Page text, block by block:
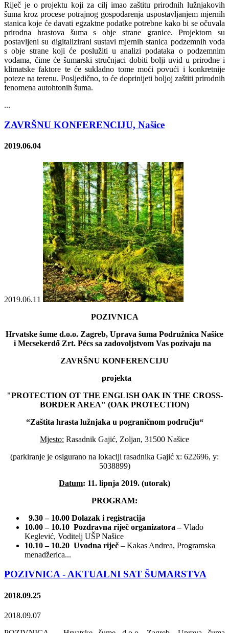
Riječ je o projektu koji za cilj imao zaštitu prirodnih lužnjakovih
šuma kroz procese potrajnog gospodarenja uspostavljanjem mjernih
stanica koje će davati egzaktne podatke potrebne kako bi se očuvala
prirodna hrastova šuma s obje strane granice. Projektom su
postavljeni su digitalizirani sustavi mjernih stanica podzemnih voda
s obje strane koji će poslužiti u analizi podataka o podzemnim
vodama, čime će šumarski stručnjaci dobiti bolji uvid u prirodne i
klimatske faktore te će sukladno tome moći povući i konkretnije
poteze na terenu. Posljedično, to će doprinijeti boljoj zaštiti prirodnih
fenomena autohtonih šuma.
...
ZAVRŠNU KONFERENCIJU, Našice
2019.06.04
2019.06.11
POZIVNICA
Hrvatske šume d.o.o. Zagreb, Uprava šuma Podružnica Našice
i Mecsekerdő Zrt. Pécs sa zadovoljstvom Vas pozivaju na
ZAVRŠNU KONFERENCIJU
projekta
"PROTECTION OT THE ENGLISH OAK IN THE CROSS-
BORDER AREA" (OAK PROTECTION)
“Zaštita hrasta lužnjaka u pograničnom području“
Mjesto: Rasadnik Gajić, Zoljan, 31500 Našice
(parkiranje je osigurano na lokaciji rasadnika Gajić x: 622696, y:
5038899)
Datum: 11. lipnja 2019. (utorak)
PROGRAM:
9.30 – 10.00 Dolazak i registracija
10.00 – 10.10 Pozdravna riječ organizatora –Vlado
Keglević, Voditelj UŠP Našice
10.10 – 10.20 Uvodna riječ – Kakas Andrea, Programska
menadžerica...
POZIVNICA - AKTUALNI SAT ŠUMARSTVA
2018.09.25
2018.09.07